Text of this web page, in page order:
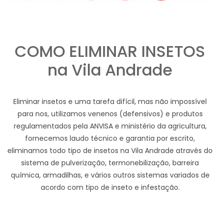
COMO ELIMINAR INSETOS
na Vila Andrade
Eliminar insetos e uma tarefa difícil, mas não impossível
para nos, utilizamos venenos (defensivos) e produtos
regulamentados pela ANVISA e ministério da agricultura,
fornecemos laudo técnico e garantia por escrito,
eliminamos todo tipo de insetos na Vila Andrade através do
sistema de pulverização, termonebilização, barreira
química, armadilhas, e vários outros sistemas variados de
acordo com tipo de inseto e infestação.